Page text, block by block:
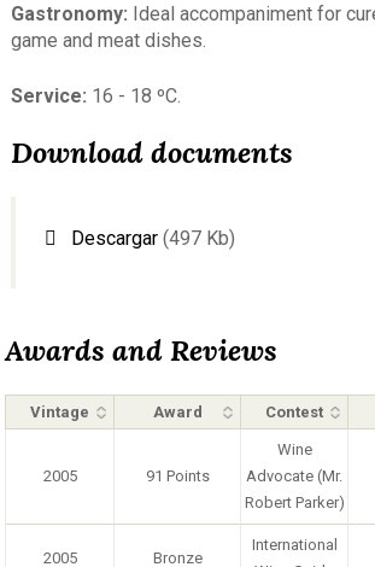
Gastronomy: Ideal accompaniment for
game and meat dishes.
Service: 16 - 18 ºC.
Download documents
Descargar (497 Kb)
Awards and Reviews
Vintage Award Contest
2005 91 Points
Wine
Advocate (Mr.
Robert Parker)
2005 Bronze
International